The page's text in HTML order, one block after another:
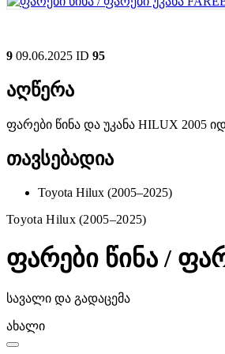
9 09.06.2025 ID 95
აღწერა
ფარები წინა და უკანა HILUX 2005
თავსებადია
Toyota Hilux (2005–2025)
Toyota Hilux (2005–2025)
ფარები წინა /
სავალი და გადაცემა
ახალი